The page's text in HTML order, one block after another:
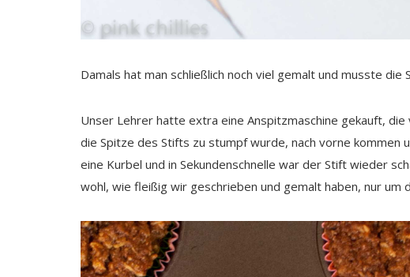
Damals hat man schließlich noch viel gemalt und musste die
Unser Lehrer hatte extra eine Anspitzmaschine gekauft,
die Spitze des Stifts zu stumpf wurde, nach vorne kommen
eine Kurbel und in Sekundenschnelle war der Stift wieder
wohl, wie fleißig wir geschrieben und gemalt haben, nur um